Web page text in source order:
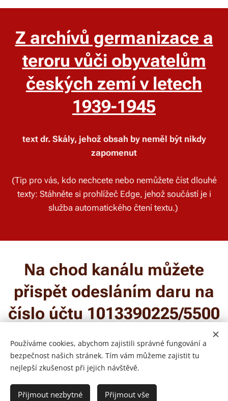
Z archívů germanizace a
teroru vůči obyvatelům
českých zemí v letech
1939-1945
text dr. Skály, jehož obsah by neměl být nikdy
zapomenut
(Tip pro vás, kdo nechcete nebo nemůžete číst dlouhé
texty: Stáhněte si prohlížeč Edge, jehož součástí je i
služba automatického čtení textu.)
Na chod kanálu můžete
přispět odesláním daru na
číslo účtu 1013390225/5500
Petr Bureš TV
Všechna práva vyhrazena 2026
Používáme cookies, abychom zajistili správné fungování a
bezpečnost našich stránek. Tím vám můžeme zajistit tu
nejlepší zkušenost při jejich návštěvě.
Přijmout nezbytné Přijmout vše